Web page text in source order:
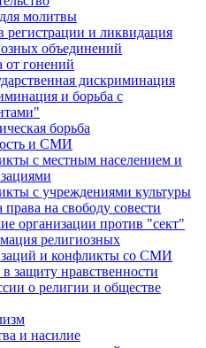
молитвы
регистрации и ликвидация
объединений
от гонений
дискриминация
и борьба с
борьба
и СМИ
с местным населением и
с учреждениями культуры
права на свободу совести
организации против "сект"
религиозных
и конфликты со СМИ
защиту нравственности
о религии и обществе
и насилие